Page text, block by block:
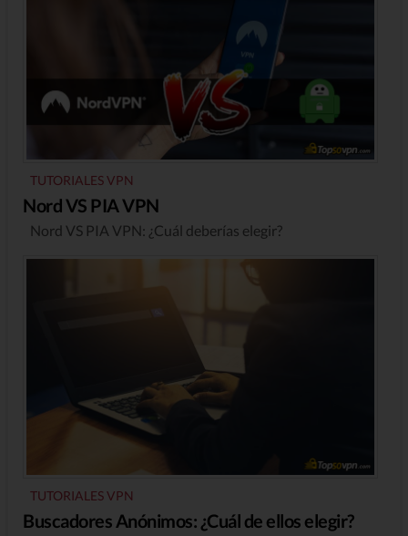
TUTORIALES VPN
Nord VS PIA VPN
Nord VS PIA VPN: ¿Cuál deberías elegir?
TUTORIALES VPN
Buscadores Anónimos: ¿Cuál de ellos elegir?